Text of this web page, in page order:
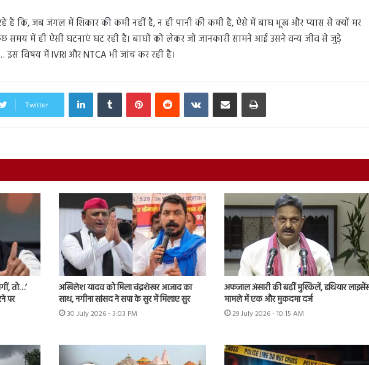
हैं कि, जब जंगल में शिकार की कमी नहीं है, न ही पानी की कमी है, ऐसे में बाघ भूख और प्यास से क्यों मर
में ही ऐसी घटनाएं घट रही है। बाघों को लेकर जो जानकारी सामने आई उसने वन्य जीव से जुड़े
इस विषय में IVRI और NTCA भी जांच कर रही है।
Twitter
LinkedInTumblr PinterestReddit VKontakteShare via Email Print
तो…’
पर
अखिलेश यादव को मिला चंद्रशेखर आजाद का
साथ, नगीना सांसद ने सपा के सुर में मिलाए सुर
30 July 2026 - 3:03 PM
अफजाल अंसारी की बढ़ीं मुश्किलें, हथियार
मामले में एक और मुकदमा दर्ज
29 July 2026 - 10:15 AM